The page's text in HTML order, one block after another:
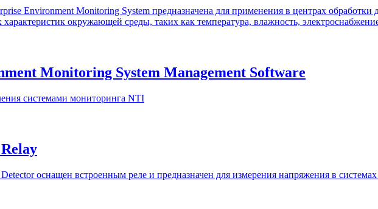
Environment Monitoring System предназначена для применения в центрах
окружающей среды, таких как температура, влажность,
Monitoring System Management Software
системами мониторинга NTI
оснащен встроенным реле и предназначен для измерения напряжения в